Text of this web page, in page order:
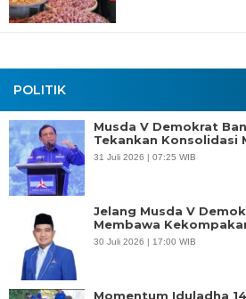
POLITIK
Musda V Demokrat
Tekankan Konsolidasi
31 Juli 2026 | 07:25 WIB
Jelang Musda V
Membawa
30 Juli 2026 | 17:00 WIB
Momentum Iduladha